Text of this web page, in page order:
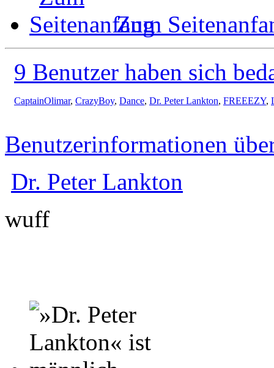
Zum
9 Benutzer haben sich
CaptainOlimar, CrazyBoy, Dance, Dr. Peter Lankton, FREEEZY,
Benutzerinformationen
Dr. Peter Lankton
wuff